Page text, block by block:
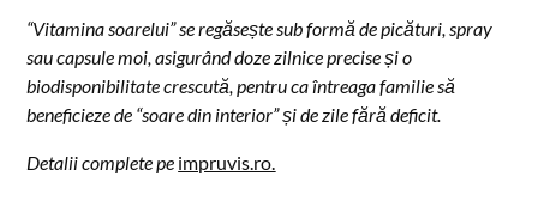
“Vitamina soarelui” se regăsește sub formă de picături, spray
sau capsule moi, asigurând doze zilnice precise și o
biodisponibilitate crescută, pentru ca întreaga familie să
beneficieze de “soare din interior” și de zile fără deficit.
Detalii complete pe impruvis.ro.